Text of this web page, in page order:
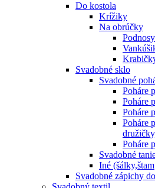
Do kostola
Krížiky
Na obrúčky
Podnosy
Svadobné sklo
Svadobné
Poháre
Poháre
Poháre
Poháre
Poháre
Svadobné
Iné
Svadobné zápichy